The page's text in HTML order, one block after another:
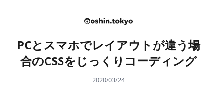
PCとスマホでレイアウトが違う場
合のCSSをじっくりコーディング
2020/03/24